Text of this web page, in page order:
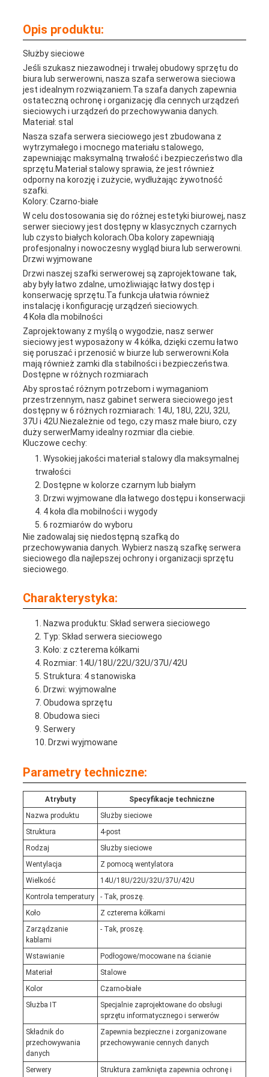
Opis produktu:
Służby sieciowe
Jeśli szukasz niezawodnej i trwałej obudowy sprzętu do
biura lub serwerowni, nasza szafa serwerowa sieciowa
jest idealnym rozwiązaniem.Ta szafa danych zapewnia
ostateczną ochronę i organizację dla cennych urządzeń
sieciowych i urządzeń do przechowywania danych.
Materiał: stal
Nasza szafa serwera sieciowego jest zbudowana z
wytrzymałego i mocnego materiału stalowego,
zapewniając maksymalną trwałość i bezpieczeństwo dla
sprzętu.Materiał stalowy sprawia, że jest również
odporny na korozję i zużycie, wydłużając żywotność
szafki.
Kolory: Czarno-białe
W celu dostosowania się do różnej estetyki biurowej, nasz
serwer sieciowy jest dostępny w klasycznych czarnych
lub czysto białych kolorach.Oba kolory zapewniają
profesjonalny i nowoczesny wygląd biura lub serwerowni.
Drzwi wyjmowane
Drzwi naszej szafki serwerowej są zaprojektowane tak,
aby były łatwo zdalne, umożliwiając łatwy dostęp i
konserwację sprzętu.Ta funkcja ułatwia również
instalację i konfigurację urządzeń sieciowych.
4 Koła dla mobilności
Zaprojektowany z myślą o wygodzie, nasz serwer
sieciowy jest wyposażony w 4 kółka, dzięki czemu łatwo
się poruszać i przenosić w biurze lub serwerowni.Koła
mają również zamki dla stabilności i bezpieczeństwa.
Dostępne w różnych rozmiarach
Aby sprostać różnym potrzebom i wymaganiom
przestrzennym, nasz gabinet serwera sieciowego jest
dostępny w 6 różnych rozmiarach: 14U, 18U, 22U, 32U,
37U i 42U.Niezależnie od tego, czy masz małe biuro, czy
duży serwerMamy idealny rozmiar dla ciebie.
Kluczowe cechy:
Wysokiej jakości materiał stalowy dla maksymalnej
trwałości
Dostępne w kolorze czarnym lub białym
Drzwi wyjmowane dla łatwego dostępu i konserwacji
4 koła dla mobilności i wygody
6 rozmiarów do wyboru
Nie zadowalaj się niedostępną szafką do
przechowywania danych. Wybierz naszą szafkę serwera
sieciowego dla najlepszej ochrony i organizacji sprzętu
sieciowego.
Charakterystyka:
Nazwa produktu: Skład serwera sieciowego
Typ: Skład serwera sieciowego
Koło: z czterema kółkami
Rozmiar: 14U/18U/22U/32U/37U/42U
Struktura: 4 stanowiska
Drzwi: wyjmowalne
Obudowa sprzętu
Obudowa sieci
Serwery
Drzwi wyjmowane
Parametry techniczne:
Atrybuty
Specyfikacje techniczne
Nazwa produktu
Służby sieciowe
Struktura
4-post
Rodzaj
Służby sieciowe
Wentylacja
Z pomocą wentylatora
Wielkość
14U/18U/22U/32U/37U/42U
Kontrola temperatury
- Tak, proszę.
Koło
Z czterema kółkami
Zarządzanie
kablami
- Tak, proszę.
Wstawianie
Podłogowe/mocowane na ścianie
Materiał
Stalowe
Kolor
Czarno-białe
Służba IT
Specjalnie zaprojektowane do obsługi
sprzętu informatycznego i serwerów
Składnik do
przechowywania
danych
Zapewnia bezpieczne i zorganizowane
przechowywanie cennych danych
Serwery
Struktura zamknięta zapewnia ochronę i